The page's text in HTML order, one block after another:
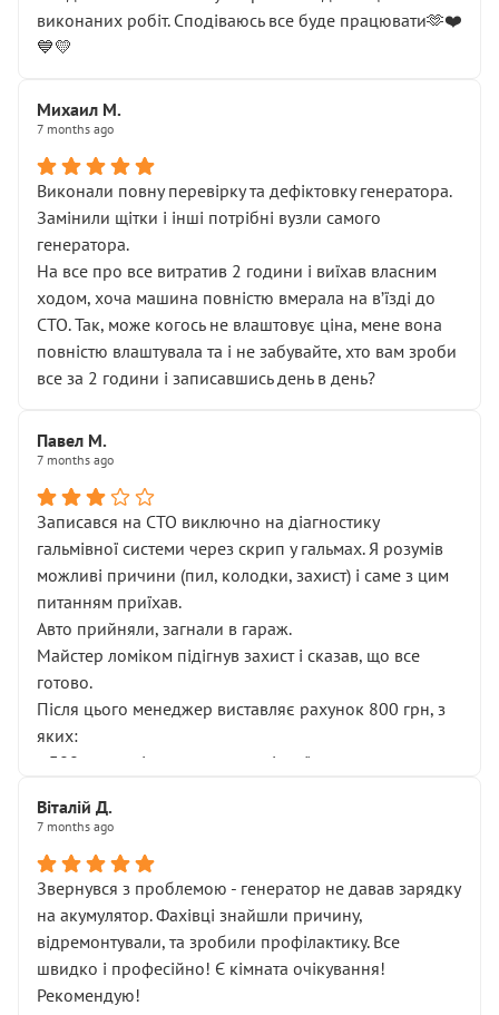
виконаних робіт. Сподіваюсь все буде працювати🫶❤️
💙💛
Михаил М.
7 months ago
Виконали повну перевірку та дефіктовку генератора.
Замінили щітки і інші потрібні вузли самого
генератора.
На все про все витратив 2 години і виїхав власним
ходом, хоча машина повністю вмерала на вʼїзді до
СТО. Так, може когось не влаштовує ціна, мене вона
повністю влаштувала та і не забувайте, хто вам зроби
все за 2 години і записавшись день в день?
Павел М.
7 months ago
Записався на СТО виключно на діагностику
гальмівної системи через скрип у гальмах. Я розумів
можливі причини (пил, колодки, захист) і саме з цим
питанням приїхав.
Авто прийняли, загнали в гараж.
Майстер ломіком підігнув захист і сказав, що все
готово.
Після цього менеджер виставляє рахунок 800 грн, з
яких:
• 300 грн — діагностика гальмівної системи
НЕ погоджував
послуга. Тим більше, я був поруч і жодної реальної
діагностики ходової не проводилось. Після
зауваження гроші за цю “послугу” повернули, що
лише підтвердило мою правоту.
Але головне — я виїжджаю з боксу, і скрип у гальмах
залишився таким самим, як і був. Тобто оплачена
Віталій Д.
7 months ago
Звернувся з проблемою - генератор не давав зарядку
на акумулятор. Фахівці знайшли причину,
відремонтували, та зробили профілактику. Все
швидко і професійно! Є кімната очікування!
Рекомендую!